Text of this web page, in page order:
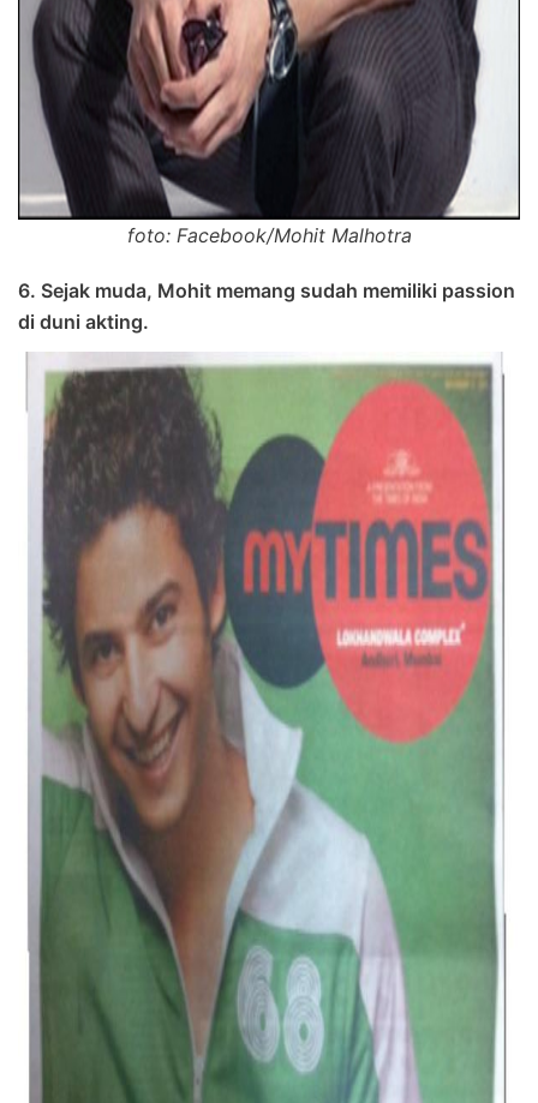
foto: Facebook/Mohit Malhotra
6. Sejak muda, Mohit memang sudah memiliki passion
di duni akting.